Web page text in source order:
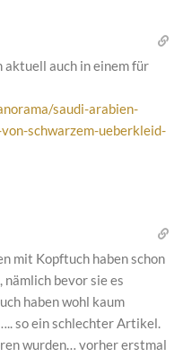
aktuell auch in einem für
saudi-arabien-
schwarzem-ueberkleid-
mit Kopftuch haben schon
bevor sie es
haben wohl kaum
so ein schlechter Artikel.
wurden… vorher erstmal